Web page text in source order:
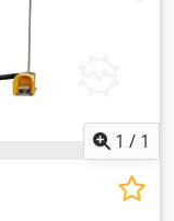
1 / 1